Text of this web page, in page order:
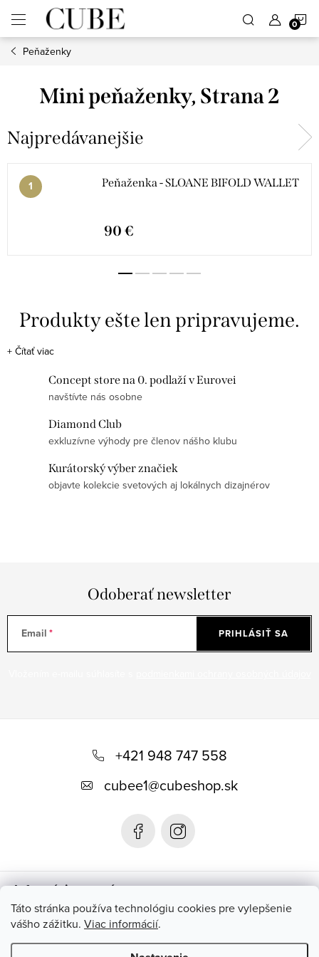
Táto stránka používa technológiu cookies pre vylepšenie
vášho zážitku. Viac informácií.
obsah
Peňaženky
Mini peňaženky, Strana 2
Najpredávanejšie
Peňaženka - SLOANE BIFOLD WALLET
90 €
Produkty ešte len pripravujeme.
Môžete sa ale pozrieť na ostatné kategórie.
SPÄŤ DO OBCHODU
+ Čítať viac
Concept store na 0. podlaží v Eurovei
navštívte nás osobne
Diamond Club
exkluzívne výhody pre členov nášho klubu
Kurátorský výber značiek
objavte kolekcie svetových aj lokálnych dizajnérov
Odoberať newsletter
Email PRIHLÁSIŤ SA
e
+421 948 747 558
cubee1@cubeshop.sk
Informácie pre vás
Instagram